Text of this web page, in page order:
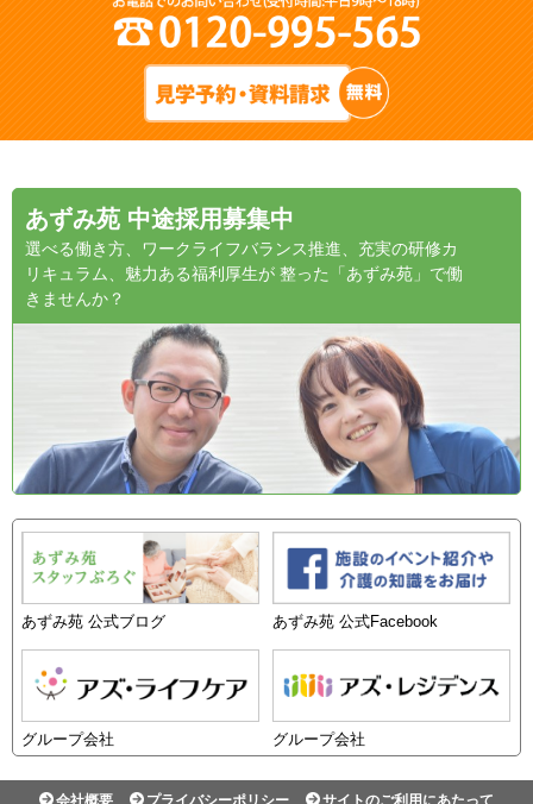
あずみ苑 中途採用募集中
選べる働き方、ワークライフバランス推進、充実の研修カ
リキュラム、魅力ある福利厚生が 整った「あずみ苑」で働
きませんか？
あずみ苑 公式ブログ あずみ苑 公式Facebook
グループ会社 グループ会社